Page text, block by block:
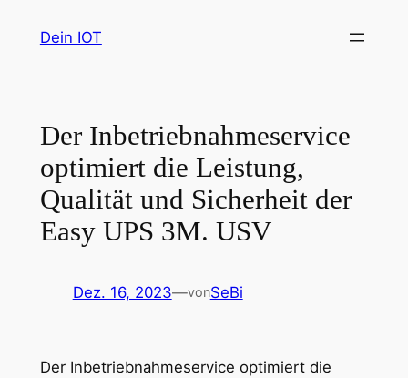
InhaltDein IOT
Der Inbetriebnahmeservice
optimiert die Leistung,
Qualität und Sicherheit der
Easy UPS 3M. USV
Dez. 16, 2023—vonSeBi
Der Inbetriebnahmeservice optimiert die